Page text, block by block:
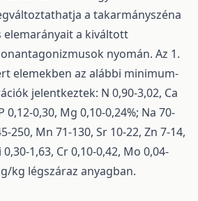
a takarmányszéna
elemarányait a kiváltott
nyomán. Az 1.
elemekben az alábbi minimum-
jelentkeztek: N 0,90-3,02, Ca
0,12-0,30, Mg 0,10-0,24%; Na 70-
250, Mn 71-130, Sr 10-22, Zn 7-14,
0,30-1,63, Cr 0,10-0,42, Mo 0,04-
kg légszáraz anyagban.